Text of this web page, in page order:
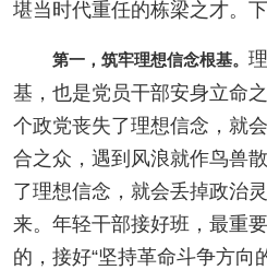
堪当时代重任的栋梁之才。
第一，筑牢理想信念根基。
基，也是党员干部安身立命
个政党丧失了理想信念，就
合之众，遇到风浪就作鸟兽
了理想信念，就会丢掉政治
来。年轻干部接好班，最重
的，接好“坚持革命斗争方向